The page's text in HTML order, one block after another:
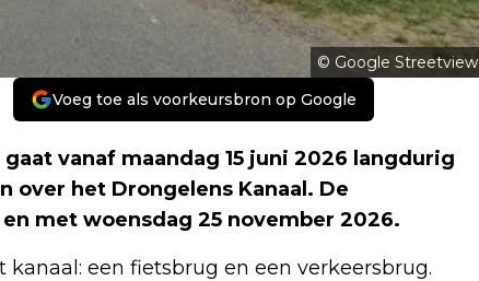
© Google Streetview
Voeg toe als voorkeursbron op Google
vanaf maandag 15 juni 2026 langdurig
over het Drongelens Kanaal. De
met woensdag 25 november 2026.
een fietsbrug en een verkeersbrug.